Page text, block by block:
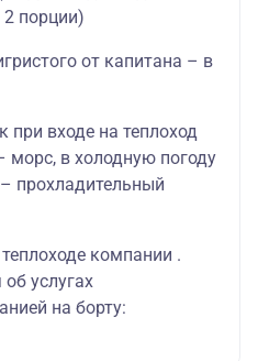
2 порции)
от капитана – в
при входе на теплоход
морс, в холодную погоду
прохладительный
компании .
услугах
на борту: